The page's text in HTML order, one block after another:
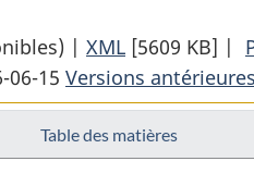
| XML Texte
complet
:
Code
[5609 KB] |
06-15 Versions antérieures
Table des matières